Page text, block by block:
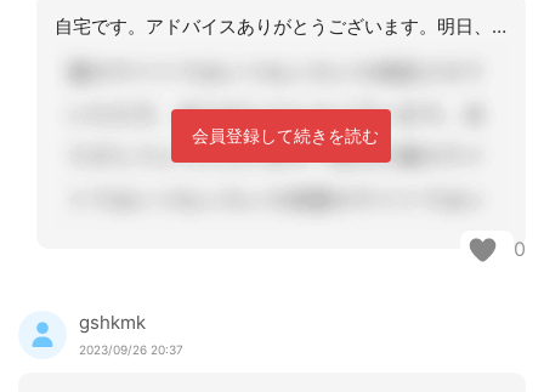
自宅です。アドバイスありがとうございます。明日、進捗状況を投稿しますね。
会員登録して続きを読む
0
gshkmk
2023/09/26 20:37